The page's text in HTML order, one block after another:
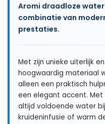
Aromi draadloze
combinatie van
prestaties.
Met zijn unieke uiterlijk
hoogwaardig materiaal
alleen een praktisch
een elegant accent. Met
altijd voldoende water
kruideninfusie of warm